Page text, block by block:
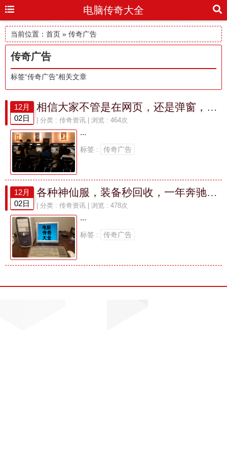
电脑传奇大全
当前位置： 首页 » 传奇广告
传奇广告
标签“传奇广告”相关文章
12月
02日
相信大家不管是在网页，还是弹窗，包括各种应用软件，都能看到传奇游戏广告
| 分类 : 传奇资讯 | 浏览 : 464次
...
标签 : 传奇广告
12月
02日
各种神仙服，装备秒回收，一年奔驰法拉利这样的广告骗了多少忠实的传奇粉！
| 分类 : 传奇资讯 | 浏览 : 478次
...
标签 : 传奇广告